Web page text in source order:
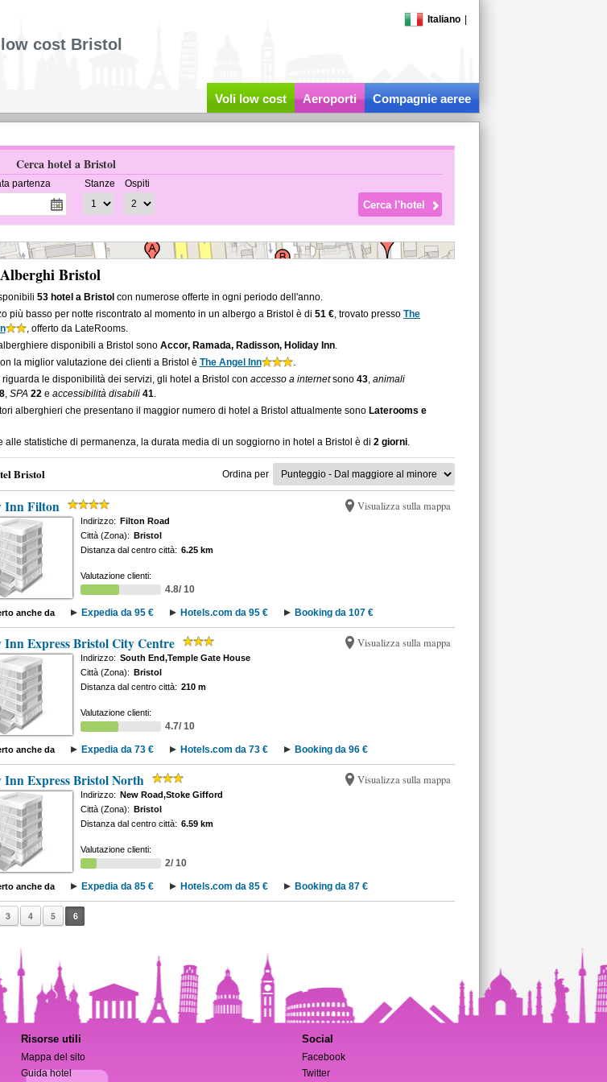
Italiano
cost Bristol
Voli low cost Aeroporti Compagnie aeree
Cerca hotel a Bristol
partenza Stanze Ospiti
Bristol
53 hotel a Bristol con numerose offerte in ogni periodo dell'anno.
più basso per notte riscontrato al momento in un albergo a Bristol è di51 €, trovato pressoThe
, offerto da LateRooms.
disponibili a Bristol sono Accor, Ramada, Radisson, Holiday Inn.
la miglior valutazione dei clienti a Bristol è The Angel Inn
.
riguarda le disponibilità dei servizi, gli hotel a Bristol con accesso a internetsono 43, animali
, SPA 22e accessibilità disabili 41.
alberghieri che presentano il maggior numero di hotel a Bristol attualmente sono Laterooms e
alle statistiche di permanenza, la durata media di un soggiorno in hotel a Bristol è di 2 giorni.
Bristol Ordina per
Inn Filton Visualizza sulla mappa
Indirizzo: Filton Road
Città (Zona): Bristol
Distanza dal centro città: 6.25 km
Valutazione clienti:
4.8/ 10
anche da Expedia da 95 € Hotels.com da 95 € Booking da 107 €
Inn Express Bristol City Centre Visualizza sulla mappa
Indirizzo: South End,Temple Gate House
Città (Zona): Bristol
Distanza dal centro città: 210 m
Valutazione clienti:
4.7/ 10
anche da Expedia da 73 € Hotels.com da 73 € Booking da 96 €
Inn Express Bristol North Visualizza sulla mappa
Indirizzo: New Road,Stoke Gifford
Città (Zona): Bristol
Distanza dal centro città: 6.59 km
Valutazione clienti:
2/ 10
anche da Expedia da 85 € Hotels.com da 85 € Booking da 87 €
3 4 5 6
Risorse utili
Mappa del sito
Guida hotel
Social
Facebook
Twitter